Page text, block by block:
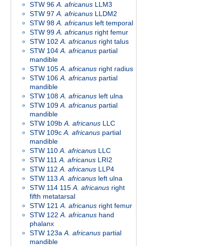
STW 96 A. africanus LLM3
STW 97 A. africanus LLDM2
STW 98 A. africanus left temporal
STW 99 A. africanus right femur
STW 102 A. africanus right talus
STW 104 A. africanus partial
mandible
STW 105 A. africanus right radius
STW 106 A. africanus partial
mandible
STW 108 A. africanus left ulna
STW 109 A. africanus partial
mandible
STW 109b A. africanus LLC
STW 109c A. africanus partial
mandible
STW 110 A. africanus LLC
STW 111 A. africanus LRI2
STW 112 A. africanus LLP4
STW 113 A. africanus left ulna
STW 114 115 A. africanus right
fifth metatarsal
STW 121 A. africanus right femur
STW 122 A. africanus hand
phalanx
STW 123a A. africanus partial
mandible